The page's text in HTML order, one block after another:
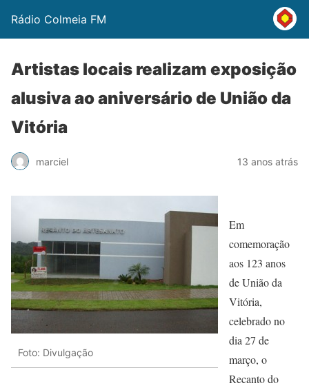
Rádio Colmeia FM
Artistas locais realizam exposição
alusiva ao aniversário de União da
Vitória
marciel 13 anos atrás
Foto: Divulgação
Em
comemoração
aos 123 anos
de União da
Vitória,
celebrado no
dia 27 de
março, o
Recanto do